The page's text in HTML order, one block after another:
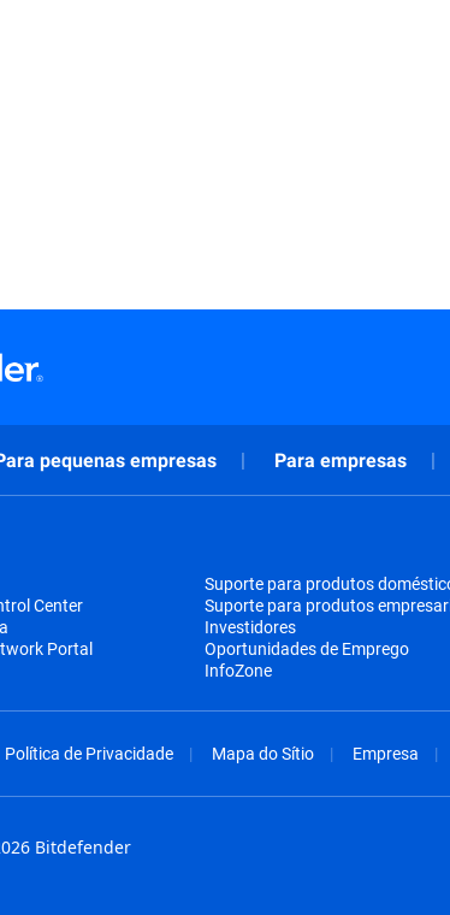
pequenas empresas Para empresas
Center
Portal
Suporte para produtos
Suporte para produtos
Investidores
Oportunidades de Emprego
InfoZone
Política de Privacidade Mapa do Sítio Empresa
Bitdefender